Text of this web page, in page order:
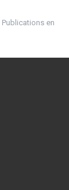
Publications en